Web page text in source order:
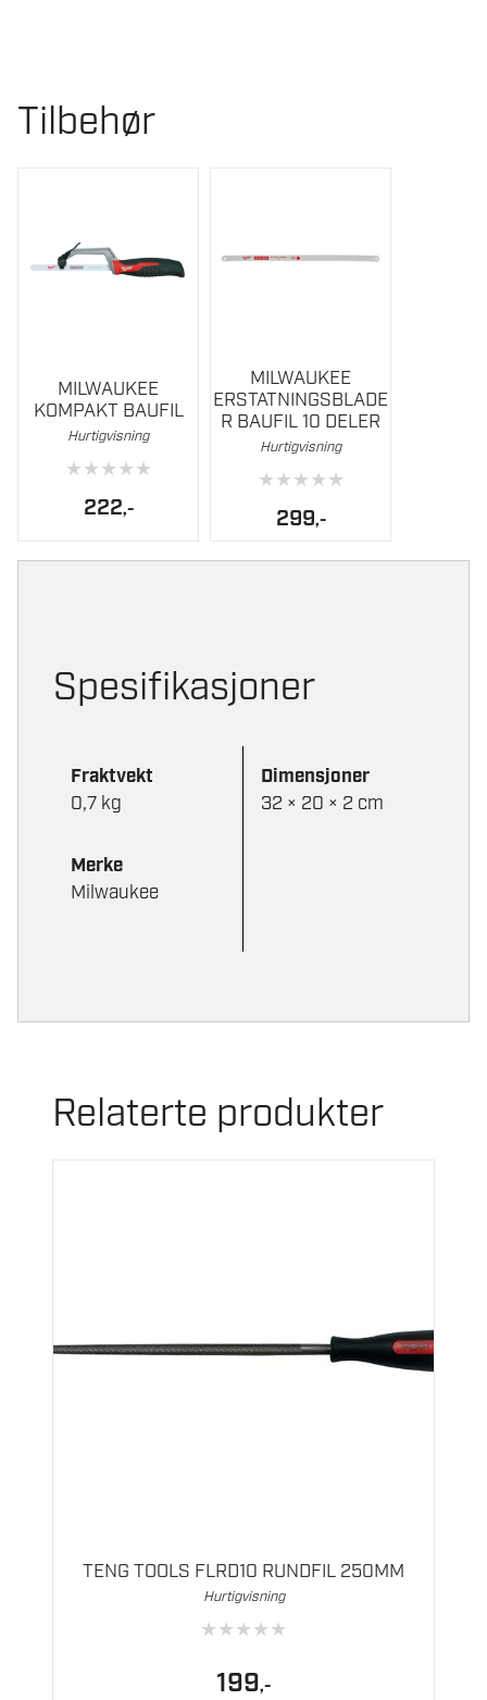
Tilbehør
MILWAUKEE
KOMPAKT BAUFIL
Hurtigvisning
★★★★★
222,-
MILWAUKEE
ERSTATNINGSBLADE
R BAUFIL 10 DELER
Hurtigvisning
★★★★★
299,-
Spesifikasjoner
Fraktvekt
0,7 kg
Dimensjoner
32 × 20 × 2 cm
Merke
Milwaukee
Relaterte produkter
TENG TOOLS FLRD10 RUNDFIL 250MM
Hurtigvisning
★★★★★
199,-